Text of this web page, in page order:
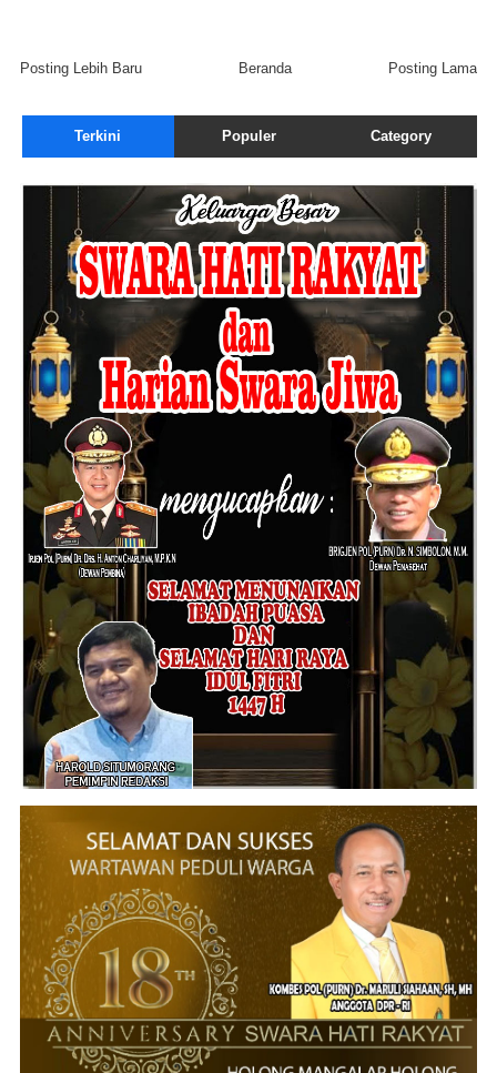
Posting Lebih Baru Posting Lama
Beranda
Terkini Populer Category